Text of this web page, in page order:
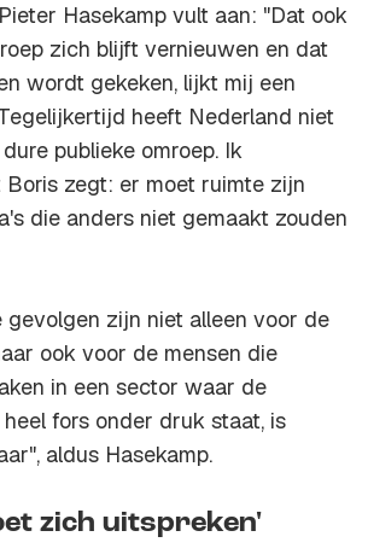
Hasekamp vult aan: "Dat ook
zich blijft vernieuwen en dat
wordt gekeken, lijkt mij een
heeft Nederland niet
publieke omroep. Ik
zegt: er moet ruimte zijn
die anders niet gemaakt zouden
gevolgen zijn niet alleen voor de
ook voor de mensen die
in een sector waar de
fors onder druk staat, is
aldus Hasekamp.
zich uitspreken'